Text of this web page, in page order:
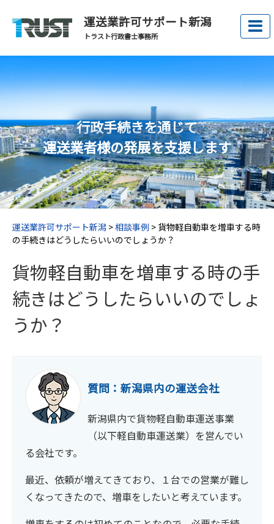
運送業許可サポート新潟
トラスト行政書士事務所
行政手続きを通じて
運送業者様の発展を支援します
運送業許可サポート新潟 >相談事例 > 貨物軽自動車を増車する時
の手続きはどうしたらいいのでしょうか？
貨物軽自動車を増車する時の手
続きはどうしたらいいのでしょ
うか？
質問：新潟県内の運送会社
新潟県内で貨物軽自動車運送事業
（以下軽自動車運送業）を営んでい
る会社です。
最近、依頼が増えてきており、１台での営業が難し
くなってきたので、増車をしたいと考えています。